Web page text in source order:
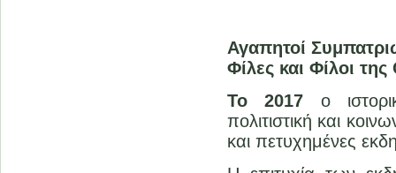
Αγαπητοί
Φίλες και Φίλοι
Το 2017 ο
πολιτιστική και
και πετυχημένες